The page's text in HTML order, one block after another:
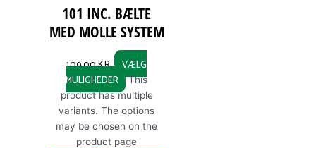
101 INC. BÆLTE
MED MOLLE SYSTEM
109,00KR.
VÆLG
MULIGHEDER
This
product has multiple
variants. The options
may be chosen on the
product page